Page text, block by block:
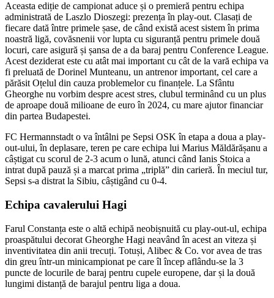
Aceasta ediție de campionat aduce și o premieră pentru echipa
administrată de Laszlo Dioszegi: prezența în play-out. Clasați de
fiecare dată între primele șase, de când există acest sistem în prima
noastră ligă, covăsnenii vor lupta cu siguranță pentru primele două
locuri, care asigură și șansa de a da baraj pentru Conference League.
Acest deziderat este cu atât mai important cu cât de la vară echipa va
fi preluată de Dorinel Munteanu, un antrenor important, cel care a
părăsit Oțelul din cauza problemelor cu finanțele. La Sfântu
Gheorghe nu vorbim despre acest stres, clubul terminând cu un plus
de aproape două milioane de euro în 2024, cu mare ajutor financiar
din partea Budapestei.
FC Hermannstadt o va întâlni pe Sepsi OSK în etapa a doua a play-
out-ului, în deplasare, teren pe care echipa lui Marius Măldărășanu a
câștigat cu scorul de 2-3 acum o lună, atunci când Ianis Stoica a
intrat după pauză și a marcat prima „triplă” din carieră. În meciul tur,
Sepsi s-a distrat la Sibiu, câștigând cu 0-4.
Echipa cavalerului Hagi
Farul Constanța este o altă echipă neobișnuită cu play-out-ul, echipa
proaspătului decorat Gheorghe Hagi neavând în acest an viteza și
inventivitatea din anii trecuți. Totuși, Alibec & Co. vor avea de tras
din greu într-un minicampionat pe care îl încep aflându-se la 3
puncte de locurile de baraj pentru cupele europene, dar și la două
lungimi distanță de barajul pentru liga a doua.